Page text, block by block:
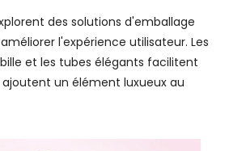
des solutions d'emballage
l'expérience utilisateur. Les
et les tubes élégants facilitent
un élément luxueux au